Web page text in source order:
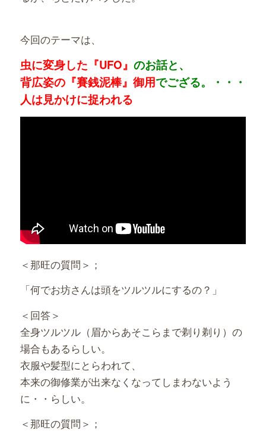
今回のテーマは、
虫に変身した『UFO』 のお話と、
背広姿の『賽銭泥棒』御用でござる。・・・
人は見かけに捉われる
＜那旺の質問＞；
「何でお坊さんは頭をツルツルにするの？」
＜回答＞
全身ツルツル（眉からあそこらまで剃り剃り）の
場合もあるらしい。
衣服や髪型にとらわれて、
本来の御修業が出来なくなってしまわないよう
に・・らしい。
＜那旺の質問＞；